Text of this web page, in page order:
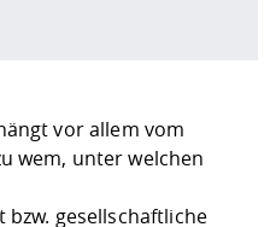
vor allem vom
wem, unter welchen
bzw. gesellschaftliche